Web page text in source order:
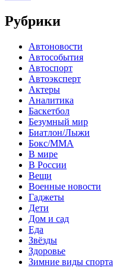
Рубрики
Автоновости
Автособытия
Автоспорт
Автоэксперт
Актеры
Аналитика
Баскетбол
Безумный мир
Биатлон/Лыжи
Бокс/MMA
В мире
В России
Вещи
Военные новости
Гаджеты
Дети
Дом и сад
Еда
Звёзды
Здоровье
Зимние виды спорта